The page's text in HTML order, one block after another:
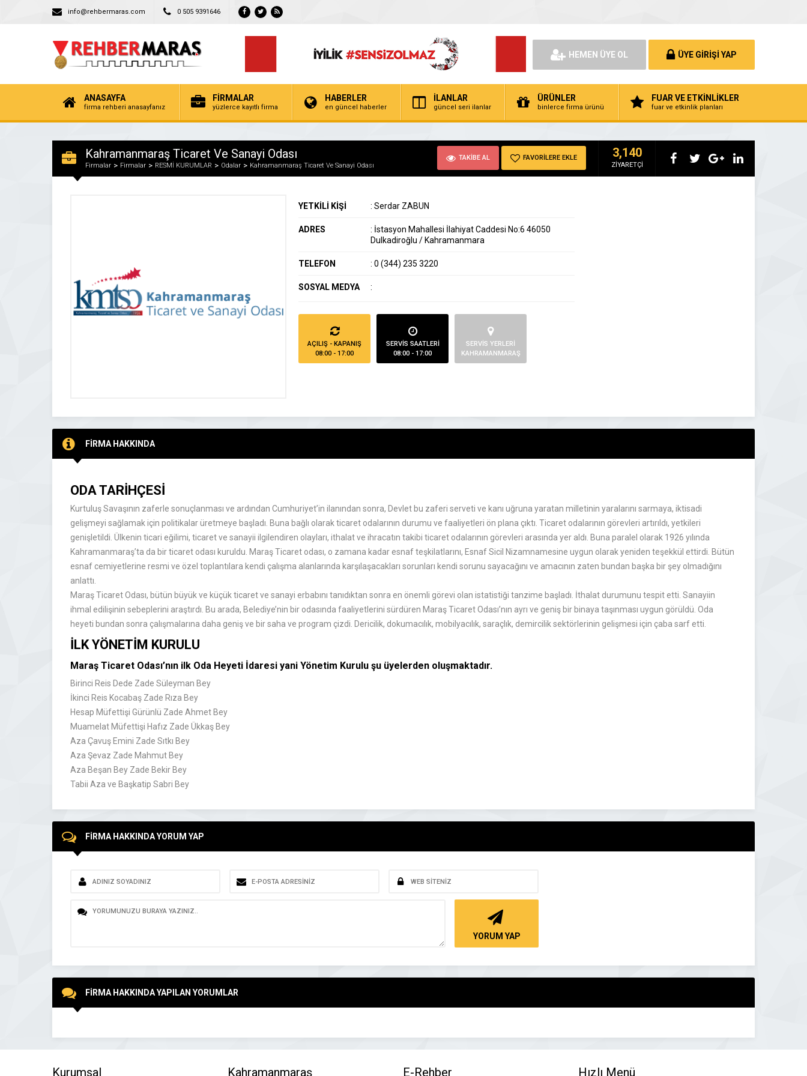
info@rehbermaras.com 0 505 9391646
HEMEN ÜYE OL ÜYE GİRİŞİ YAP
ANASAYFA
firma rehberi anasayfanız
FİRMALAR
yüzlerce kayıtlı firma
HABERLER
en güncel haberler
İLANLAR
güncel seri ilanlar
ÜRÜNLER
binlerce firma ürünü
FUAR VE ETKİNLİKLER
fuar ve etkinlik planları
Kahramanmaraş Ticaret Ve Sanayi Odası
Firmalar Firmalar RESMİ KURUMLAR Odalar Kahramanmaraş Ticaret Ve Sanayi Odası
TAKİBE AL FAVORİLERE EKLE 3,140
ZİYARETÇİ
YETKİLİ KİŞİ : Serdar ZABUN
ADRES : İstasyon Mahallesi İlahiyat Caddesi No:6 46050
Dulkadiroğlu / Kahramanmara
TELEFON : 0 (344) 235 3220
SOSYAL MEDYA :
AÇILIŞ - KAPANIŞ
08:00 - 17:00
SERVİS SAATLERİ
08:00 - 17:00
SERVİS YERLERİ
KAHRAMANMARAŞ
FİRMA HAKKINDA
ODA TARİHÇESİ
Kurtuluş Savaşının zaferle sonuçlanması ve ardından Cumhuriyet’in ilanından sonra, Devlet bu zaferi serveti ve kanı uğruna yaratan milletinin yaralarını sarmaya, iktisadi
gelişmeyi sağlamak için politikalar üretmeye başladı. Buna bağlı olarak ticaret odalarının durumu ve faaliyetleri ön plana çıktı. Ticaret odalarının görevleri artırıldı, yetkileri
genişletildi. Ülkenin ticari eğilimi, ticaret ve sanayii ilgilendiren olayları, ithalat ve ihracatın takibi ticaret odalarının görevleri arasında yer aldı. Buna paralel olarak 1926 yılında
Kahramanmaraş’ta da bir ticaret odası kuruldu. Maraş Ticaret odası, o zamana kadar esnaf teşkilatlarını, Esnaf Sicil Nizamnamesine uygun olarak yeniden teşekkül ettirdi. Bütün
esnaf cemiyetlerine resmi ve özel toplantılara kendi çalışma alanlarında karşılaşacakları sorunları kendi sorunu sayacağını ve amacının zaten bundan başka bir şey olmadığını
anlattı.
Maraş Ticaret Odası, bütün büyük ve küçük ticaret ve sanayi erbabını tanıdıktan sonra en önemli görevi olan istatistiği tanzime başladı. İthalat durumunu tespit etti. Sanayiin
ihmal edilişinin sebeplerini araştırdı. Bu arada, Belediye’nin bir odasında faaliyetlerini sürdüren Maraş Ticaret Odası’nın ayrı ve geniş bir binaya taşınması uygun görüldü. Oda
heyeti bundan sonra çalışmalarına daha geniş ve bir saha ve program çizdi. Dericilik, dokumacılık, mobilyacılık, saraçlık, demircilik sektörlerinin gelişmesi için çaba sarf etti.
İLK YÖNETİM KURULU
Maraş Ticaret Odası’nın ilk Oda Heyeti İdaresi yani Yönetim Kurulu şu üyelerden oluşmaktadır.
Birinci Reis Dede Zade Süleyman Bey
İkinci Reis Kocabaş Zade Rıza Bey
Hesap Müfettişi Gürünlü Zade Ahmet Bey
Muamelat Müfettişi Hafız Zade Ükkaş Bey
Aza Çavuş Emini Zade Sıtkı Bey
Aza Şevaz Zade Mahmut Bey
Aza Beşan Bey Zade Bekir Bey
Tabii Aza ve Başkatip Sabri Bey
FİRMA HAKKINDA YORUM YAP
YORUM YAP
FİRMA HAKKINDA YAPILAN YORUMLAR
Kurumsal Kahramanmaraş E-Rehber Hızlı Menü